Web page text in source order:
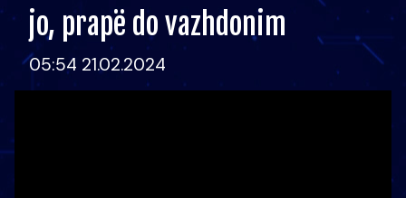
jo, prapë do vazhdonim
05:54 21.02.2024